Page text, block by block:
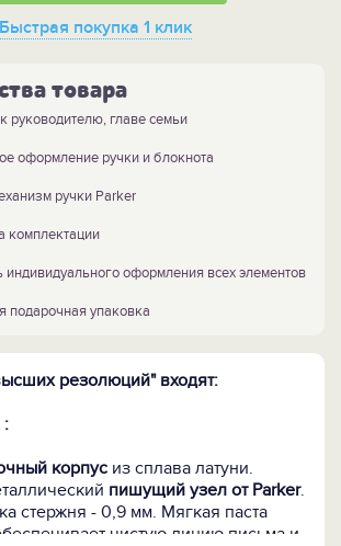
Быстрая покупка 1 клик
товара
руководителю, главе семьи
оформление ручки и блокнота
ручки Parker
комплектации
индивидуального оформления всех элементов
подарочная упаковка
резолюций" входят:
корпус из сплава латуни.
пишущий узел от Parker.
стержня - 0,9 мм. Мягкая паста
чистую линию письма и